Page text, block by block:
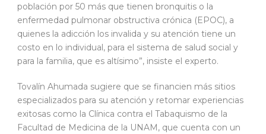
población por 50 más que tienen bronquitis o la
enfermedad pulmonar obstructiva crónica (EPOC), a
quienes la adicción los invalida y su atención tiene un
costo en lo individual, para el sistema de salud social y
para la familia, que es altísimo”, insiste el experto.
Tovalín Ahumada sugiere que se financien más sitios
especializados para su atención y retomar experiencias
exitosas como la Clínica contra el Tabaquismo de la
Facultad de Medicina de la UNAM, que cuenta con un